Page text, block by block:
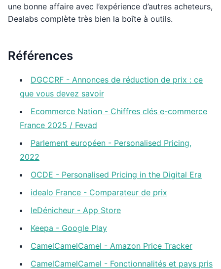
une bonne affaire avec l’expérience d’autres acheteurs,
Dealabs complète très bien la boîte à outils.
Références
DGCCRF - Annonces de réduction de prix : ce
que vous devez savoir
Ecommerce Nation - Chiffres clés e-commerce
France 2025 / Fevad
Parlement européen - Personalised Pricing,
2022
OCDE - Personalised Pricing in the Digital Era
idealo France - Comparateur de prix
leDénicheur - App Store
Keepa - Google Play
CamelCamelCamel - Amazon Price Tracker
CamelCamelCamel - Fonctionnalités et pays pris